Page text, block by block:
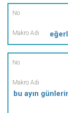
bu ayın